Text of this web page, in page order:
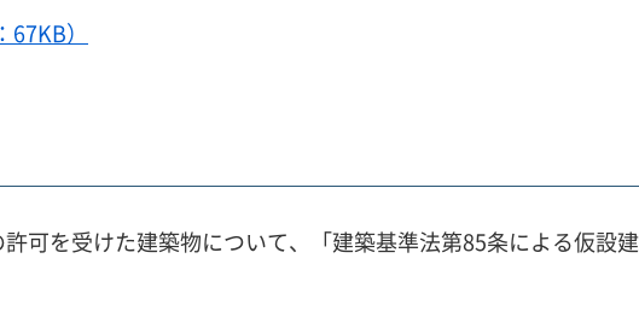
）
可を受けた建築物について、「建築基準法第85条による仮設